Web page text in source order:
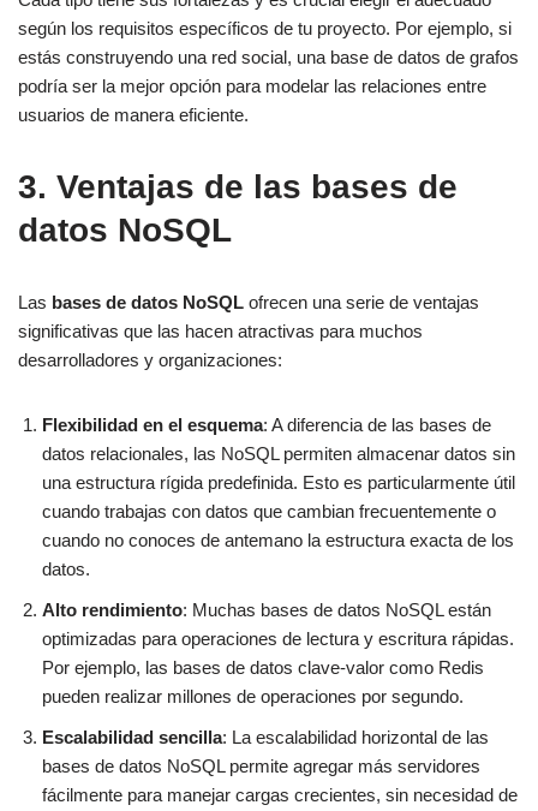
según los requisitos específicos de tu proyecto. Por ejemplo, si
estás construyendo una red social, una base de datos de grafos
podría ser la mejor opción para modelar las relaciones entre
usuarios de manera eficiente.
3. Ventajas de las bases de
datos NoSQL
Las bases de datos NoSQL ofrecen una serie de ventajas
significativas que las hacen atractivas para muchos
desarrolladores y organizaciones:
Flexibilidad en el esquema: A diferencia de las bases de
datos relacionales, las NoSQL permiten almacenar datos sin
una estructura rígida predefinida. Esto es particularmente útil
cuando trabajas con datos que cambian frecuentemente o
cuando no conoces de antemano la estructura exacta de los
datos.
Alto rendimiento: Muchas bases de datos NoSQL están
optimizadas para operaciones de lectura y escritura rápidas.
Por ejemplo, las bases de datos clave-valor como Redis
pueden realizar millones de operaciones por segundo.
Escalabilidad sencilla: La escalabilidad horizontal de las
bases de datos NoSQL permite agregar más servidores
fácilmente para manejar cargas crecientes, sin necesidad de